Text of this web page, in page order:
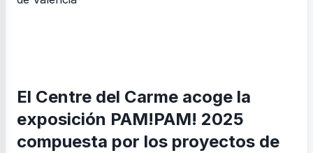
El Centre del Carme acoge la
exposición PAM!PAM! 2025
compuesta por los proyectos de